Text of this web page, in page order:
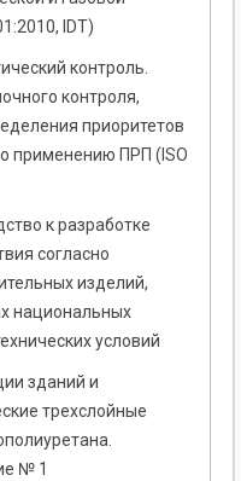
IDT)
контроль.
контроля,
приоритетов
применению ПРП (ISO
к разработке
согласно
изделий,
национальных
условий
зданий и
трехслойные
№ 1